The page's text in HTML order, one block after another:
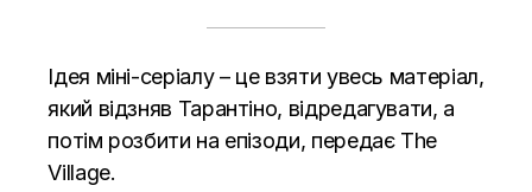
Ідея міні-серіалу – це взяти увесь матеріал,
який відзняв Тарантіно, відредагувати, а
потім розбити на епізоди, передає The
Village.